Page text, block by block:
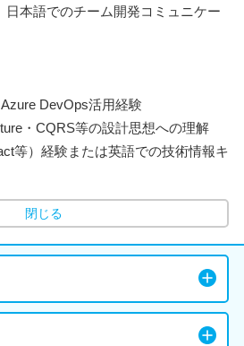
日本語でのチーム開発コミュニケー
DevOps活用経験
・CQRS等の設計思想への理解
等）経験または英語での技術情報キ
閉じる